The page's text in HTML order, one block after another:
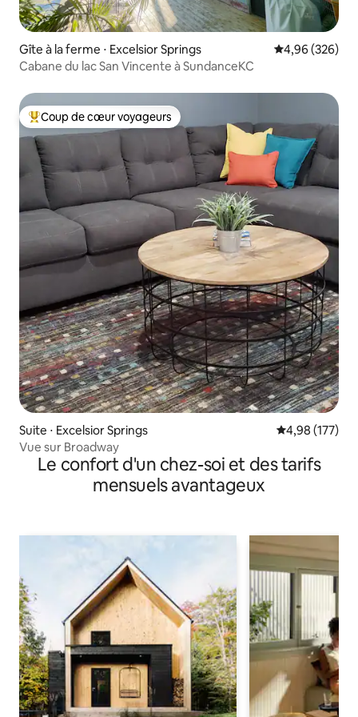
Gîte à la ferme ⋅ Excelsior Springs Évaluation
4,96 (326)
Cabane du lac San Vincente à SundanceKC
Coups de cœur voyageurs les plus appréciés
Coup de cœur voyageurs
Suite ⋅ Excelsior Springs Évaluation
4,98 (177)
Vue sur Broadway
Le confort d'un chez-soi et des tarifs
mensuels avantageux